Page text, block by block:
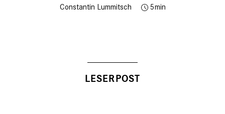
Constantin Lummitsch 5